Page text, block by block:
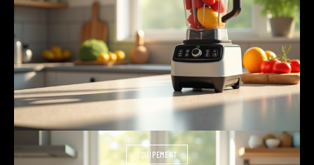
EQUIPEMENT